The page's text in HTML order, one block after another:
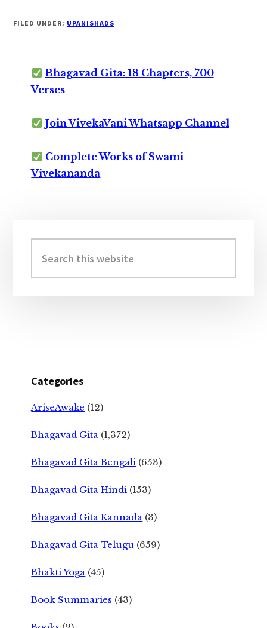
FILED UNDER: UPANISHADS
Bhagavad Gita: 18 Chapters, 700
Verses
Join VivekaVani Whatsapp Channel
Complete Works of Swami
Vivekananda
Sidebar
this
website
Categories
AriseAwake (12)
Bhagavad Gita (1,372)
Bhagavad Gita Bengali (653)
Bhagavad Gita Hindi (153)
Bhagavad Gita Kannada (3)
Bhagavad Gita Telugu (659)
Bhakti Yoga (45)
Book Summaries (43)